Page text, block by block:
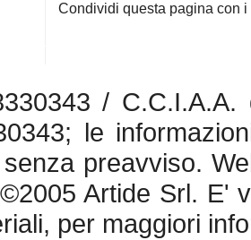
Condividi questa pagina con
/
le
preavviso.
Artide Srl. E'
per maggiori